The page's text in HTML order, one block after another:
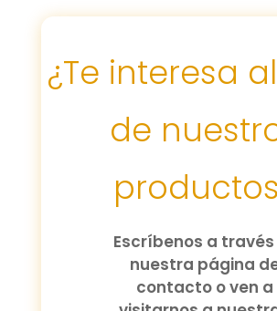
¿Te interesa
de
Escríbenos a
nuestra página
contacto o ven a